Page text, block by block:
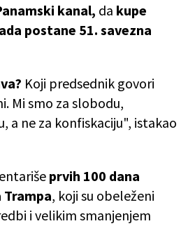
kanal, da kupe
postane 51. savezna
Koji predsednik govori
Mi smo za slobodu,
a ne za konfiskaciju", istakao
prvih 100 dana
, koji su obeleženi
i velikim smanjenjem